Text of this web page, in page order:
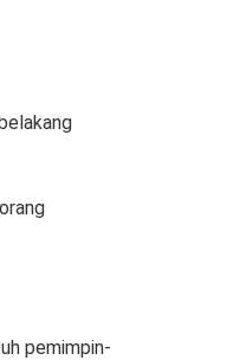
pemimpin-